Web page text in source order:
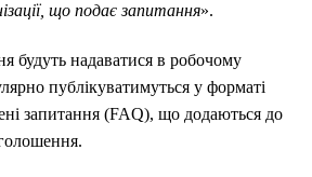
що подає запитання».
будуть надаватися в робочому
публікуватимуться у форматі
запитання (FAQ), що додаються до